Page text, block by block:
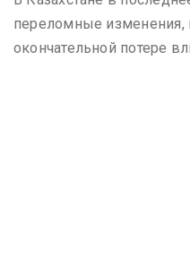
переломные изменения,
окончательной потере